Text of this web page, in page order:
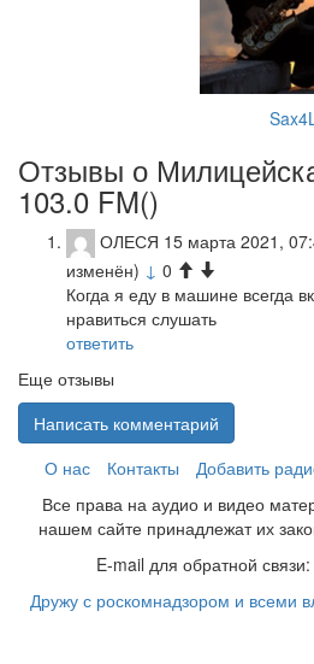
Отзывы о
103.0 FM()
ОЛЕСЯ 15 марта 2021,
изменён) ↓ 0
Когда я еду в машине всегда
нравиться слушать
ответить
Еще отзывы
Написать комментарий
О нас
Контакты Добавить
Все права на аудио и видео
нашем сайте принадлежат их
E-mail для обратной
Дружу с роскомнадзором и всеми